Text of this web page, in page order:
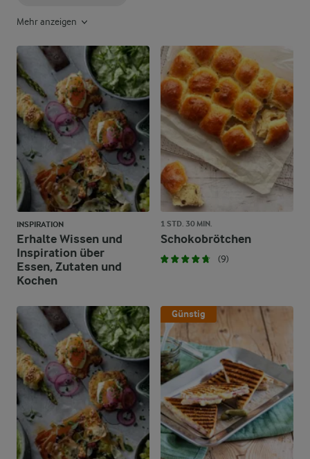
Mehr anzeigen
INSPIRATION
Erhalte Wissen und
Inspiration über
Essen, Zutaten und
Kochen
1 STD. 30 MIN.
Schokobrötchen
(9)
Günstig